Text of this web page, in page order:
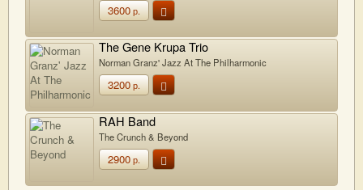
3600р.
The Gene Krupa Trio
Norman Granz' Jazz At The Philharmonic
3200р.
RAH Band
The Crunch & Beyond
2900р.